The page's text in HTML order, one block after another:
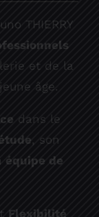
THIERRY
et de la
âge.
dans le
, son
équipe de
Flexibilité